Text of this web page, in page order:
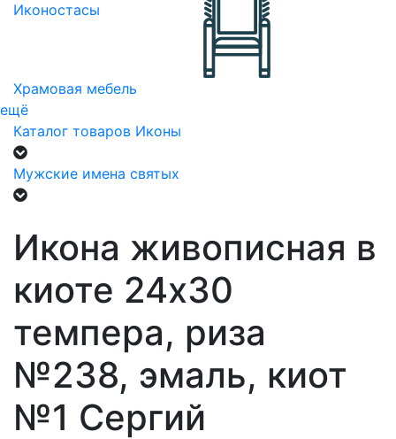
Иконостасы
Храмовая мебель
ещё
Каталог товаров Иконы
Мужские имена святых
Икона живописная в
киоте 24х30
темпера, риза
№238, эмаль, киот
№1 Сергий